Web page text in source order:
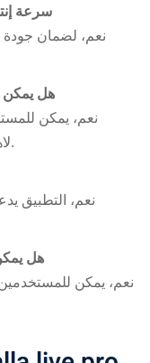
سرعة
نعم، لضمان جودة
هل يمكن
نعم، يمكن
لاهتماماتهم والتفاعل مع الآخرين مباشرة.
نعم، التطبيق
هل
نعم، يمكن